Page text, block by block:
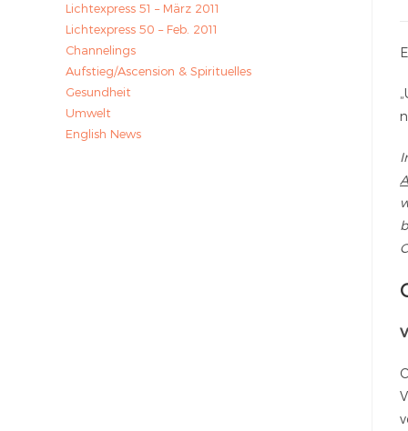
Lichtexpress 51 – März 2011
Lichtexpress 50 – Feb. 2011
Channelings
Aufstieg/Ascension & Spirituelles
Gesundheit
Umwelt
English News